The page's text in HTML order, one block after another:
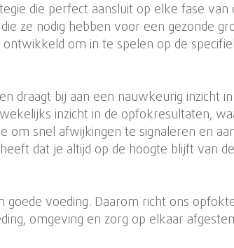
die perfect aansluit op elke fase
ze nodig hebben voor een gezonde
om in te spelen op de
draagt bij aan een nauwkeurig inzicht
inzicht in de opfokresultaten,
om snel afwijkingen te signaleren en
dat je altijd op de hoogte blijft van
goede voeding. Daarom richt ons
omgeving en zorg op elkaar